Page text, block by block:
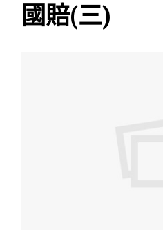
國賠(三)